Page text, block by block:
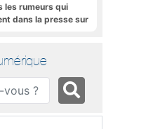
les rumeurs qui
dans la presse sur